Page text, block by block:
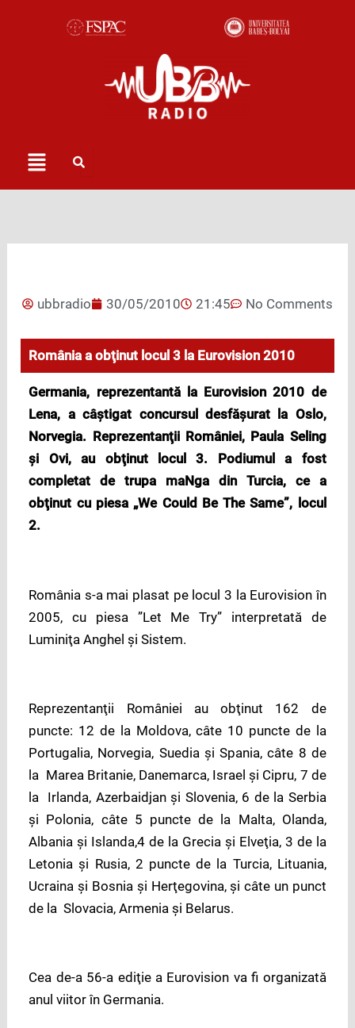
Menu
ubbradio 30/05/2010 21:45 No Comments
România a obţinut locul 3 la Eurovision 2010
Germania, reprezentantă la Eurovision 2010 de
Lena, a câştigat concursul desfăşurat la Oslo,
Norvegia. Reprezentanţii României, Paula Seling
şi Ovi, au obţinut locul 3. Podiumul a fost
completat de trupa maNga din Turcia, ce a
obţinut cu piesa „We Could Be The Same”, locul
2.
România s-a mai plasat pe locul 3 la Eurovision în
2005, cu piesa ”Let Me Try” interpretată de
Luminiţa Anghel şi Sistem.
Reprezentanţii României au obţinut 162 de
puncte: 12 de la Moldova, câte 10 puncte de la
Portugalia, Norvegia, Suedia şi Spania, câte 8 de
la Marea Britanie, Danemarca, Israel şi Cipru, 7 de
la Irlanda, Azerbaidjan şi Slovenia, 6 de la Serbia
şi Polonia, câte 5 puncte de la Malta, Olanda,
Albania şi Islanda,4 de la Grecia şi Elveţia, 3 de la
Letonia şi Rusia, 2 puncte de la Turcia, Lituania,
Ucraina şi Bosnia şi Herţegovina, şi câte un punct
de la Slovacia, Armenia şi Belarus.
Cea de-a 56-a ediţie a Eurovision va fi organizată
anul viitor în Germania.